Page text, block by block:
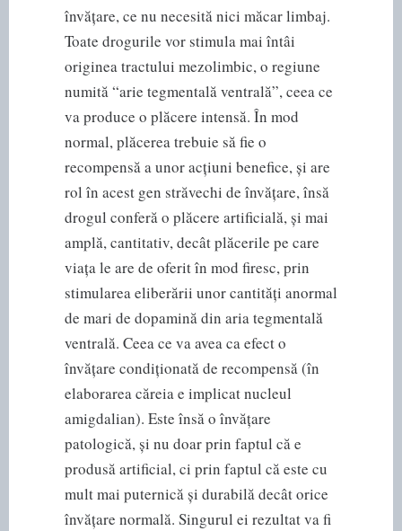
învățare, ce nu necesită nici măcar limbaj.
Toate drogurile vor stimula mai întâi
originea tractului mezolimbic, o regiune
numită “arie tegmentală ventrală”, ceea ce
va produce o plăcere intensă. În mod
normal, plăcerea trebuie să fie o
recompensă a unor acțiuni benefice, și are
rol în acest gen străvechi de învățare, însă
drogul conferă o plăcere artificială, și mai
amplă, cantitativ, decât plăcerile pe care
viața le are de oferit în mod firesc, prin
stimularea eliberării unor cantități anormal
de mari de dopamină din aria tegmentală
ventrală. Ceea ce va avea ca efect o
învățare condiționată de recompensă (în
elaborarea căreia e implicat nucleul
amigdalian). Este însă o învățare
patologică, și nu doar prin faptul că e
produsă artificial, ci prin faptul că este cu
mult mai puternică și durabilă decât orice
învățare normală. Singurul ei rezultat va fi